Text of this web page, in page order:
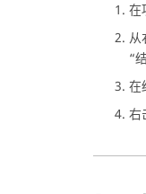
在
从
“
在
右